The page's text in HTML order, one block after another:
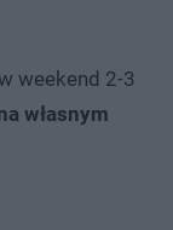
weekend 2-3
własnym